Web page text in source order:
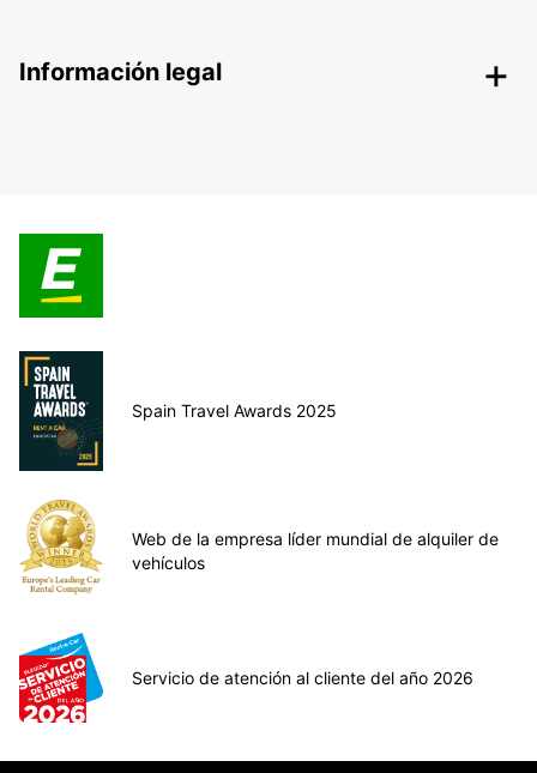
Información legal
Spain Travel Awards 2025
Web de la empresa líder mundial de alquiler de
vehículos
Servicio de atención al cliente del año 2026